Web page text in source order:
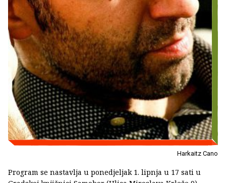
Harkaitz Cano
Program se nastavlja u ponedjeljak 1. lipnja u 17 sati u